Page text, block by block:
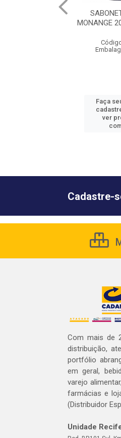
MONANGE
Faça
ver
Cadastre-
Com mais de
distribuição,
portfólio
em geral,
varejo
farmácias e
(Distribuidor
Unidade